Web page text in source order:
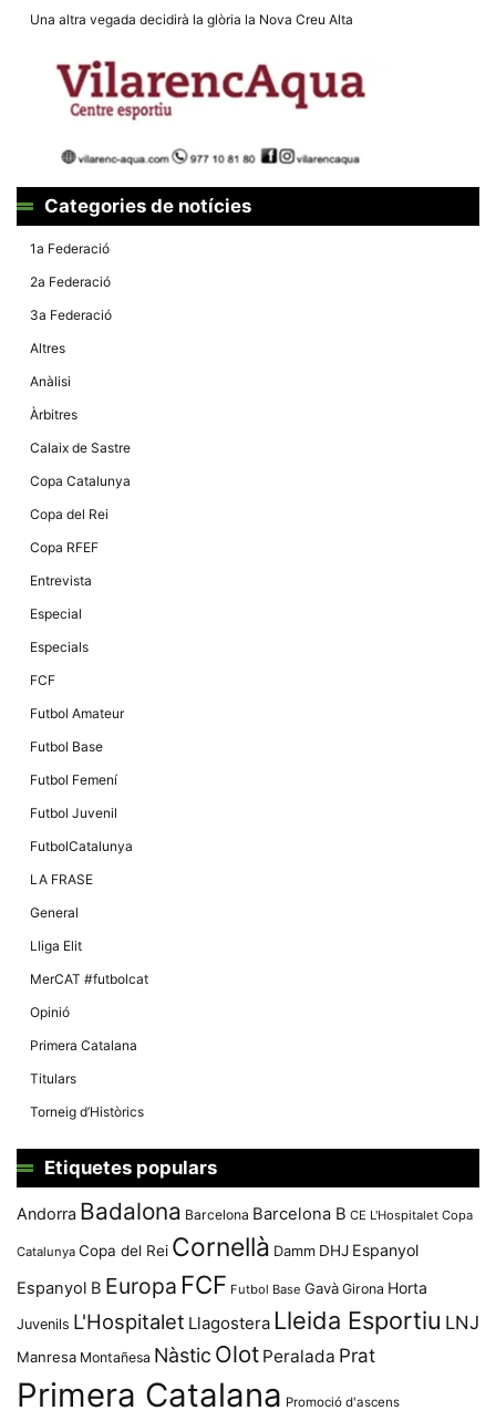
Una altra vegada decidirà la glòria la Nova Creu Alta
Categories de notícies
1a Federació
2a Federació
3a Federació
Altres
Anàlisi
Àrbitres
Calaix de Sastre
Copa Catalunya
Copa del Rei
Copa RFEF
Entrevista
Especial
Especials
FCF
Futbol Amateur
Futbol Base
Futbol Femení
Futbol Juvenil
FutbolCatalunya
LA FRASE
General
Lliga Elit
MerCAT #futbolcat
Opinió
Primera Catalana
Titulars
Torneig d’Històrics
Etiquetes populars
Andorra Badalona Barcelona Barcelona B CE L'Hospitalet Copa
Catalunya Copa del Rei Cornellà Damm DHJ Espanyol
Espanyol B Europa FCF Futbol Base Gavà Girona Horta
Juvenils L'Hospitalet Llagostera Lleida Esportiu LNJ
Manresa Montañesa Nàstic Olot Peralada Prat
Primera Catalana Promoció d'ascens